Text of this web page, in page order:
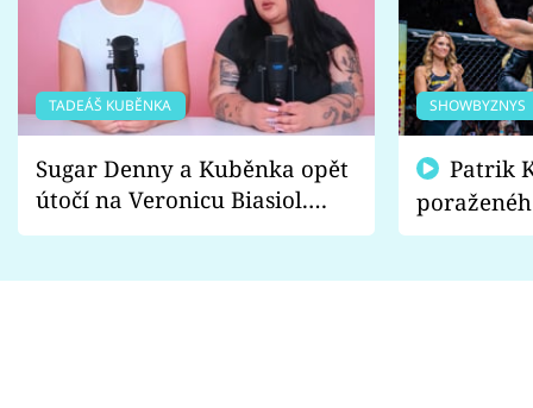
TADEÁŠ KUBĚNKA
Sugar Denny a Kuběnka opět
útočí na Veronicu Biasiol.
Proč je podle nich falešná a
SHOWBYZNYS
fanoušci